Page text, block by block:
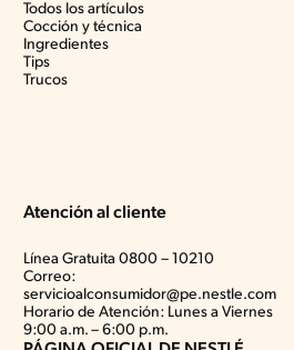
Todos los artículos
Cocción y técnica
Ingredientes
Tips
Trucos
Atención al cliente
Línea Gratuita 0800 – 10210
Correo:
servicioalconsumidor@pe.nestle.com
Horario de Atención: Lunes a Viernes
9:00 a.m. – 6:00 p.m.